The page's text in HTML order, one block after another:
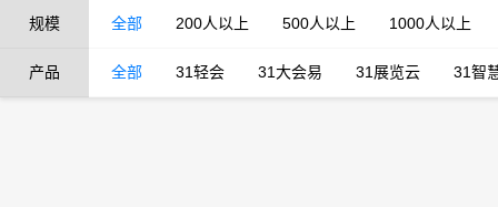
规模 全部 200人以上 500人以上 1000人以上
产品 全部 31轻会 31大会易 31展览云 31智